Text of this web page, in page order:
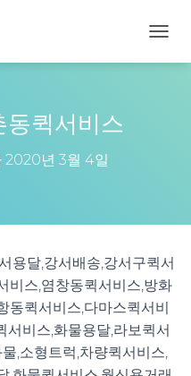
비
동퀵서비스
2020년 3월 4일
용달,강서배송,강서구퀵서
비스,염창동퀵서비스,방화
동퀵서비스,다마스퀵서비
서비스,화물용달,라보퀵서
,소형트럭,차량퀵서비스,